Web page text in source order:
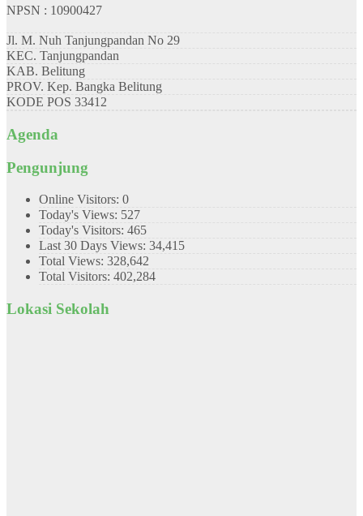
NPSN : 10900427
Jl. M. Nuh Tanjungpandan No 29
KEC. Tanjungpandan
KAB. Belitung
PROV. Kep. Bangka Belitung
KODE POS 33412
Agenda
Pengunjung
Online Visitors: 0
Today's Views: 527
Today's Visitors: 465
Last 30 Days Views: 34,415
Total Views: 328,642
Total Visitors: 402,284
Lokasi Sekolah